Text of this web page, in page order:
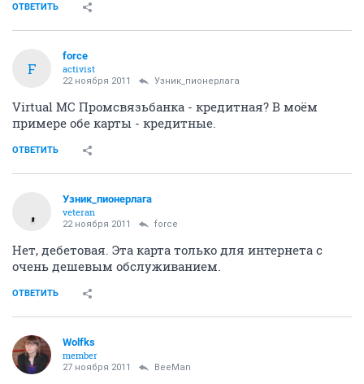
ОТВЕТИТЬ
F
force
activist
22 ноября 2011 Узник_пионерлага
Virtual MC Промсвязьбанка - кредитная? В моём
примере обе карты - кредитные.
ОТВЕТИТЬ
Узник_пионерлага
veteran
22 ноября 2011 force
Нет, дебетовая. Эта карта только для интернета с
очень дешевым обслуживанием.
ОТВЕТИТЬ
Wolfks
member
27 ноября 2011 BeeMan